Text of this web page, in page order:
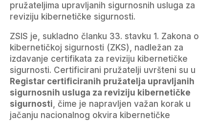
pružateljima upravljanih sigurnosnih usluga za
reviziju kibernetičke sigurnosti.
ZSIS je, sukladno članku 33. stavku 1. Zakona o
kibernetičkoj sigurnosti (ZKS), nadležan za
izdavanje certifikata za reviziju kibernetičke
sigurnosti. Certificirani pružatelji uvršteni su u
Registar certificiranih pružatelja upravljanih
sigurnosnih usluga za reviziju kibernetičke
sigurnosti, čime je napravljen važan korak u
jačanju nacionalnog okvira kibernetičke